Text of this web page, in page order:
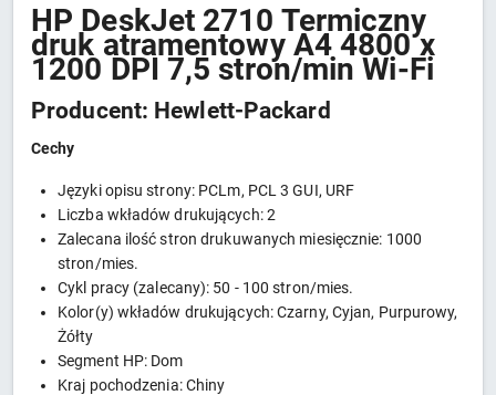
HP DeskJet 2710 Termiczny
druk atramentowy A4 4800 x
1200 DPI 7,5 stron/min Wi-Fi
Producent: Hewlett-Packard
Cechy
Języki opisu strony: PCLm, PCL 3 GUI, URF
Liczba wkładów drukujących: 2
Zalecana ilość stron drukuwanych miesięcznie: 1000
stron/mies.
Cykl pracy (zalecany): 50 - 100 stron/mies.
Kolor(y) wkładów drukujących: Czarny, Cyjan, Purpurowy,
Żółty
Segment HP: Dom
Kraj pochodzenia: Chiny